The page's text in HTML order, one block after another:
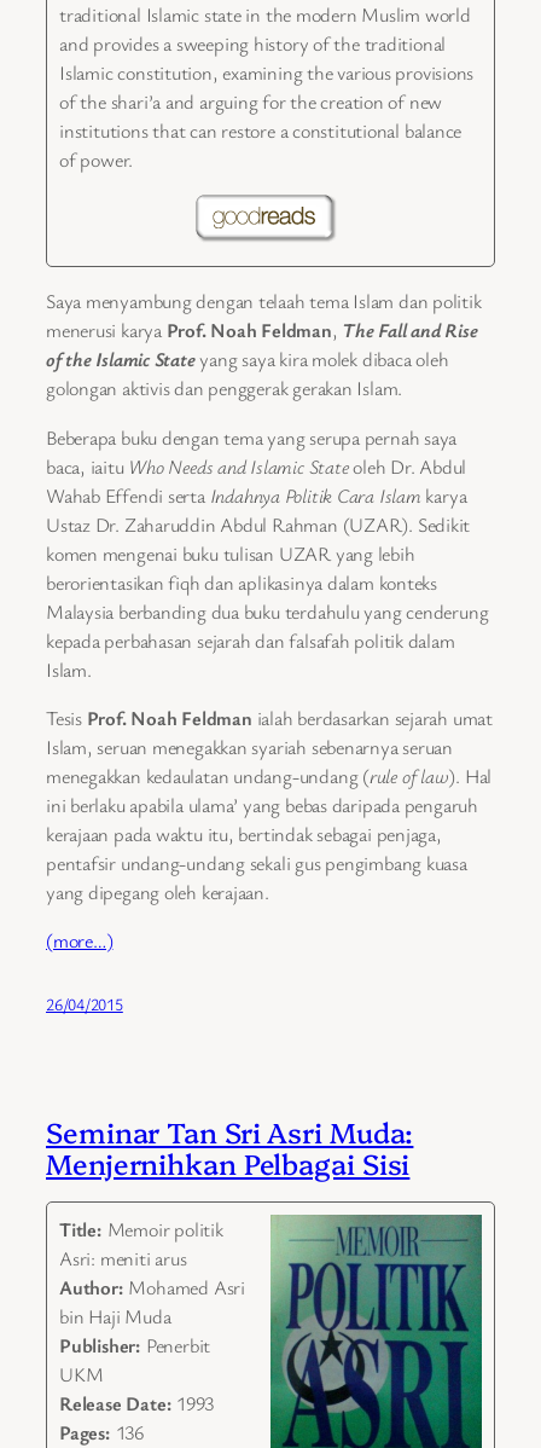
traditional Islamic state in the modern Muslim world
and provides a sweeping history of the traditional
Islamic constitution, examining the various provisions
of the shari’a and arguing for the creation of new
institutions that can restore a constitutional balance
of power.
Saya menyambung dengan telaah tema Islam dan politik
menerusi karya Prof. Noah Feldman, The Fall and Rise
of the Islamic Stateyang saya kira molek dibaca oleh
golongan aktivis dan penggerak gerakan Islam.
Beberapa buku dengan tema yang serupa pernah saya
baca, iaitu Who Needs and Islamic Stateoleh Dr. Abdul
Wahab Effendi serta Indahnya Politik Cara Islam karya
Ustaz Dr. Zaharuddin Abdul Rahman (UZAR). Sedikit
komen mengenai buku tulisan UZAR yang lebih
berorientasikan fiqh dan aplikasinya dalam konteks
Malaysia berbanding dua buku terdahulu yang cenderung
kepada perbahasan sejarah dan falsafah politik dalam
Islam.
Tesis Prof. Noah Feldman ialah berdasarkan sejarah umat
Islam, seruan menegakkan syariah sebenarnya seruan
menegakkan kedaulatan undang-undang (rule of law). Hal
ini berlaku apabila ulama’ yang bebas daripada pengaruh
kerajaan pada waktu itu, bertindak sebagai penjaga,
pentafsir undang-undang sekali gus pengimbang kuasa
yang dipegang oleh kerajaan.
(more…)
26/04/2015
Seminar Tan Sri Asri Muda:
Menjernihkan Pelbagai Sisi
Title: Memoir politik
Asri: meniti arus
Author: Mohamed Asri
bin Haji Muda
Publisher: Penerbit
UKM
Release Date: 1993
Pages: 136